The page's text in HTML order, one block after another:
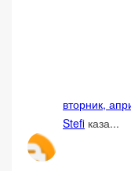
вторник,
Stefi каза...